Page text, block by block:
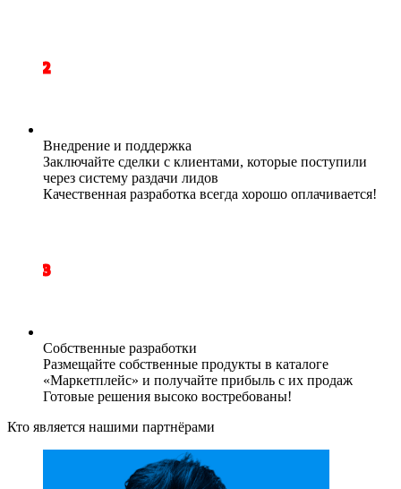
2
Внедрение и поддержка
Заключайте сделки с клиентами, которые поступили
через систему раздачи лидов
Качественная разработка всегда хорошо оплачивается!
3
Собственные разработки
Размещайте собственные продукты в каталоге
«Маркетплейс» и получайте прибыль с их продаж
Готовые решения высоко востребованы!
Кто является нашими партнёрами